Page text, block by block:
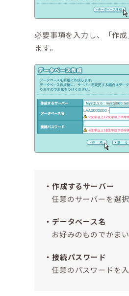
必要事項を入力し、「作
ます。
作成するサーバー
任意のサーバーを選択
データベース名
お好みのものでかまい
接続パスワード
任意のパスワードを入